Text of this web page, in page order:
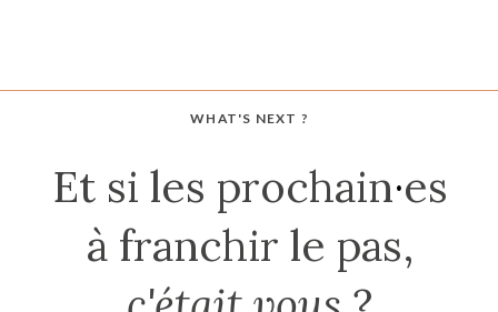
WHAT'S NEXT ?
Et si les prochain·es
à franchir le pas,